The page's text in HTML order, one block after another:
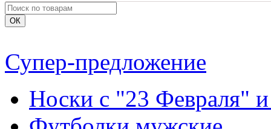
Супер-предложение
Носки с "23 Февраля"